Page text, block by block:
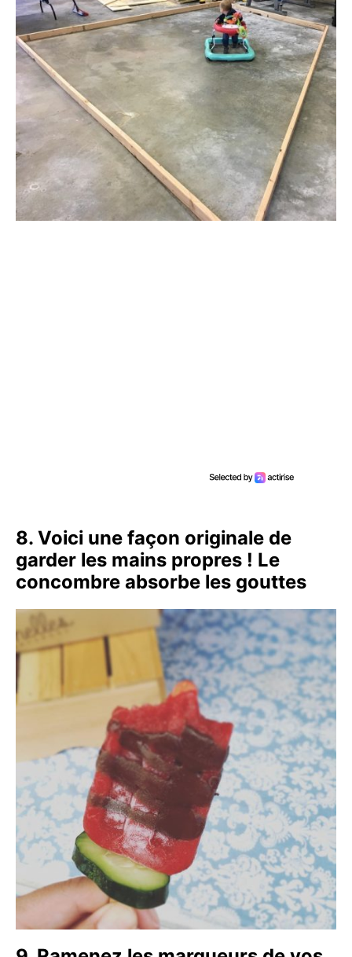
8. Voici une façon originale de
garder les mains propres ! Le
concombre absorbe les gouttes